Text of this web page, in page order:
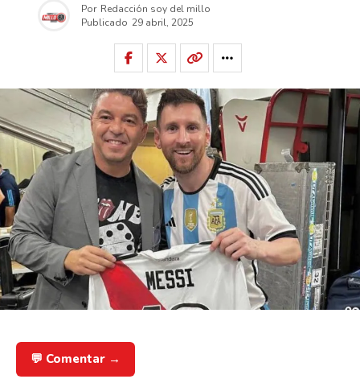
Por Redacción soy del millo
Publicado 29 abril, 2025
💬 Comentar →